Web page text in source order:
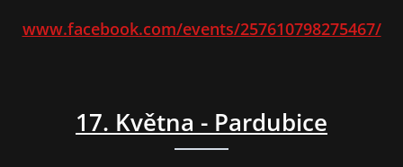
www.facebook.com/events/257610798275467/
17. Května - Pardubice